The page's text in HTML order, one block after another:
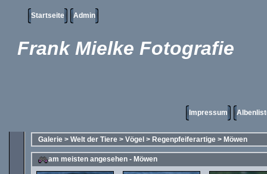
Startseite Admin
Frank Mielke Fotografie
Impressum
Galerie > Welt der Tiere > Vögel > Regenpfeiferartige > Möwen
am meisten angesehen - Möwen